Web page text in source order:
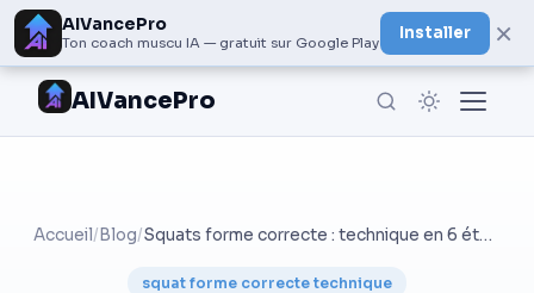
AIVancePro
Ton coach muscu IA — gratuit sur Google Play
Installer ×
AIVancePro
Accueil/ Blog/ Squats forme correcte : technique en 6 étapes et erreurs à corriger
squat forme correcte technique